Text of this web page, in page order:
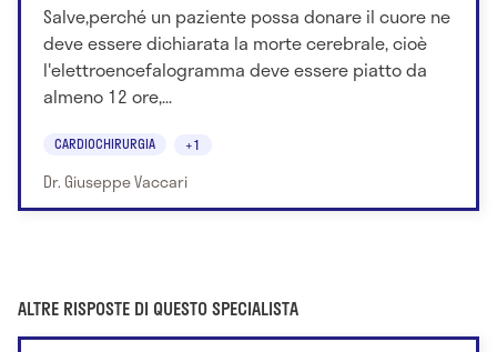
Salve,perché un paziente possa donare il cuore ne
deve essere dichiarata la morte cerebrale, cioè
l'elettroencefalogramma deve essere piatto da
almeno 12 ore,...
CARDIOCHIRURGIA +1
Dr. Giuseppe Vaccari
ALTRE RISPOSTE DI QUESTO SPECIALISTA